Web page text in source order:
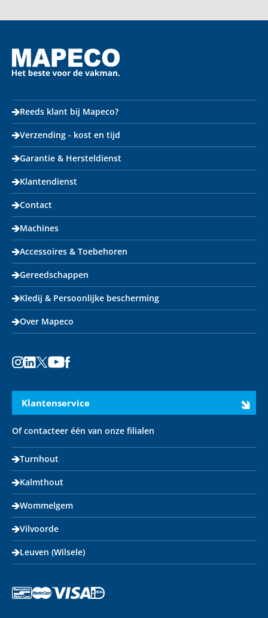
Reeds klant bij Mapeco?
Verzending - kost en tijd
Garantie & Hersteldienst
Klantendienst
Contact
Machines
Accessoires & Toebehoren
Gereedschappen
Kledij & Persoonlijke bescherming
Over Mapeco
Klantenservice
Of contacteer één van onze filialen
Turnhout
Kalmthout
Wommelgem
Vilvoorde
Leuven (Wilsele)